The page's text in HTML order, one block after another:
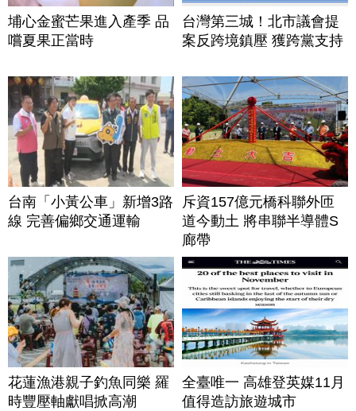
埔心金蜜芒果進入產季 品
嚐夏果正當時
台灣第三城！北市議會提
案反跨境鎮壓 獲跨黨支持
台南「小黃公車」新增3路
線 完善偏鄉交通運輸
斥資157億元橋科聯外匝
道今動土 將串聯半導體S
廊帶
花蓮漁港親子釣魚同樂 羅
時豐壓軸獻唱掀高潮
全臺唯一 高雄登英媒11月
值得造訪旅遊城市